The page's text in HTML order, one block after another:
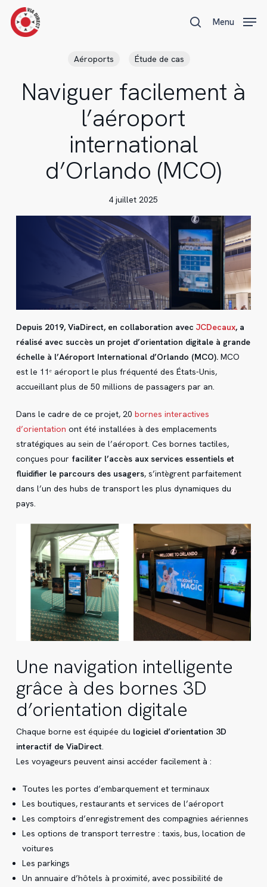
main
search
Menu
Aéroports Étude de cas
Naviguer facilement à
l’aéroport
international
d’Orlando (MCO)
4 juillet 2025
Depuis 2019, ViaDirect, en collaboration avec JCDecaux, a
réalisé avec succès un projet d’orientation digitale à grande
échelle à l’Aéroport International d’Orlando (MCO). MCO
est le 11ᵉ aéroport le plus fréquenté des États-Unis,
accueillant plus de 50 millions de passagers par an.
Dans le cadre de ce projet, 20 bornes interactives
d’orientation ont été installées à des emplacements
stratégiques au sein de l’aéroport. Ces bornes tactiles,
conçues pour faciliter l’accès aux services essentiels et
fluidifier le parcours des usagers, s’intègrent parfaitement
dans l’un des hubs de transport les plus dynamiques du
pays.
Une navigation intelligente
grâce à des bornes 3D
d’orientation digitale
Chaque borne est équipée du logiciel d’orientation 3D
interactif de ViaDirect.
Les voyageurs peuvent ainsi accéder facilement à :
Toutes les portes d’embarquement et terminaux
Les boutiques, restaurants et services de l’aéroport
Les comptoirs d’enregistrement des compagnies aériennes
Les options de transport terrestre : taxis, bus, location de
voitures
Les parkings
Un annuaire d’hôtels à proximité, avec possibilité de